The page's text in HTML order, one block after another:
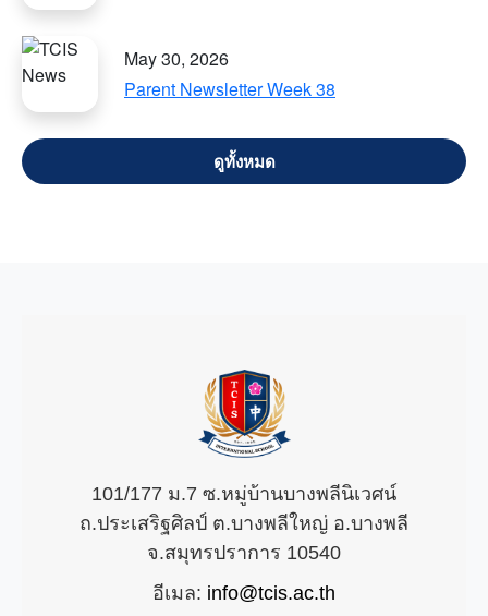
May 30, 2026
Parent Newsletter Week 38
VIEW ALL
101/177 ม.7 ซ.หมู่บ้านบางพลีนิเวศน์
ถ.ประเสริฐศิลป์ ต.บางพลีใหญ่ อ.บางพลี
จ.สมุทรปราการ 10540
อีเมล: info@tcis.ac.th